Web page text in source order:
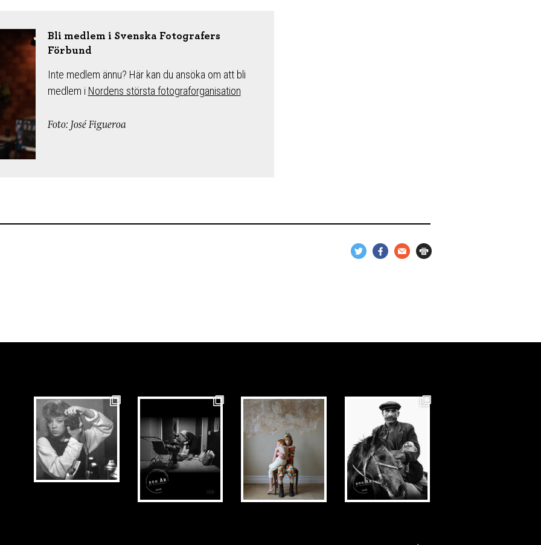
Bli medlem i Svenska Fotografers
Förbund
Inte medlem ännu? Här kan du ansöka om att bli
medlem i Nordens största fotograforganisation
Foto: José Figueroa